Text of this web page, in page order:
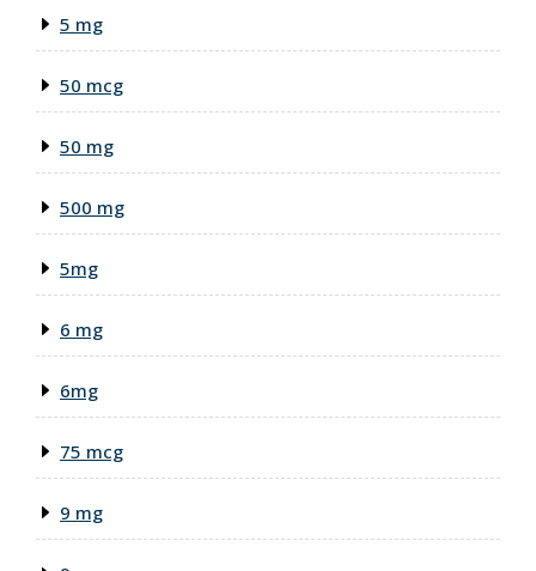
5 mg
50 mcg
50 mg
500 mg
5mg
6 mg
6mg
75 mcg
9 mg